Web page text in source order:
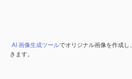
AI 画像生成ツールでオリジナル画像を作成し、
きます。